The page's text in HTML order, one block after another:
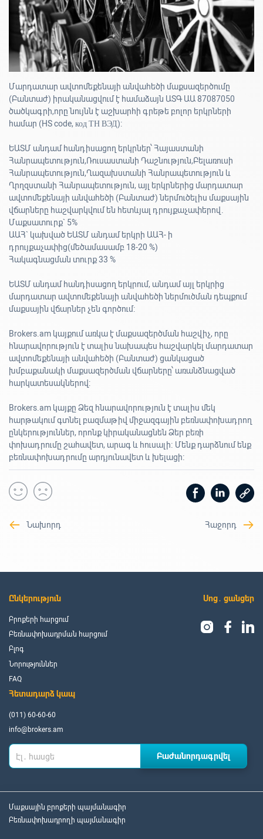
Մարդատար ավտոմեքենայի անվահեծի մաքսազերծումը
(Բանտաժ) իրականացվում է համաձայն ԱՏԳ ԱԱ 87087050
ծածկագրի,որը նույնն է աշխարհի գրեթե բոլոր երկրների
համար (HS code, код ТН ВЭД):
ԵԱՏՄ անդամ հանդիսացող երկրներ՝ Հայաստանի
Հանրապետություն,Ռուսաստանի Դաշնություն,Բելառուսի
Հանրապետություն,Ղազախստանի Հանրապետություն և
Ղրղզստանի Հանրապետություն, այլ երկրներից մարդատար
ավտոմեքենայի անվահեծի (Բանտաժ) ներմուծելիս մաքսային
վճարները հաշվարկվում են հետևյալ դրույքաչափերով.
Մաքսատուրք` 5%
ԱԱՀ` կախված ԵԱՏՄ անդամ երկրի ԱԱՀ- ի
դրույքաչափից(մեծամասամբ 18-20 %)
Հակագնացման տուրք 33 %
ԵԱՏՄ անդամ հանդիսացող երկրում, անդամ այլ երկրից
մարդատար ավտոմեքենայի անվահեծի ներմուծման դեպքում
մաքսային վճարներ չեն գործում:
Brokers.am կայքում առկա է մաքսազերծման հաշվիչ, որը
հնարավորություն է տալիս նախապես հաշվարկել մարդատար
ավտոմեքենայի անվահեծի (Բանտաժ) ցանկացած
խմբաքանակի մաքսազերծման վճարները՝ առանձնացված
հարկատեսակներով:
Brokers.am կայքը Ձեզ հնարավորություն է տալիս մեկ
հարթակում գտնել բազմաթիվ միջազգային բեռնափոխադրող
ընկերություններ, որոնք կիրականացնեն Ձեր բեռի
փոխադրումը շահավետ, արագ և հուսալի։ Մենք դարձնում ենք
բեռնափոխադրումը արդյունավետ և խելացի։
Նախորդ Հաջորդ
Ընկերություն
Բրոքերի հարցում
Բեռնափոխադրման հարցում
Բլոգ
Նորություններ
FAQ
Սոց․ ցանցեր
Հետադարձ կապ
(011) 60-60-60
info@brokers.am
Էլ․ հասցե Բաժանորդագրվել
Մաքսային բրոքերի պայմանագիր
Բեռնափոխադրողի պայմանագիր